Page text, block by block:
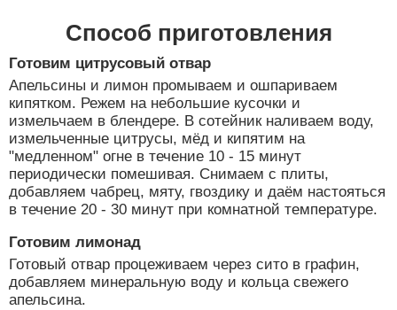
Способ приготовления
Готовим цитрусовый отвар
Апельсины и лимон промываем и ошпариваем
кипятком. Режем на небольшие кусочки и
измельчаем в блендере. В сотейник наливаем воду,
измельченные цитрусы, мёд и кипятим на
"медленном" огне в течение 10 - 15 минут
периодически помешивая. Снимаем с плиты,
добавляем чабрец, мяту, гвоздику и даём настояться
в течение 20 - 30 минут при комнатной температуре.
Готовим лимонад
Готовый отвар процеживаем через сито в графин,
добавляем минеральную воду и кольца свежего
апельсина.